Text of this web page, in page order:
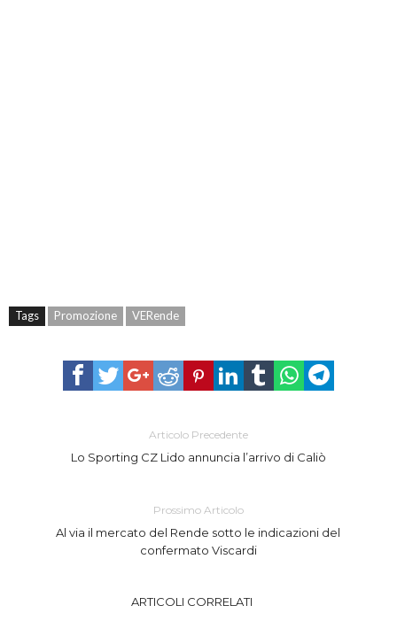
Tags Promozione VERende
Articolo Precedente
Lo Sporting CZ Lido annuncia l’arrivo di Caliò
Prossimo Articolo
Al via il mercato del Rende sotto le indicazioni del
confermato Viscardi
ARTICOLI CORRELATI